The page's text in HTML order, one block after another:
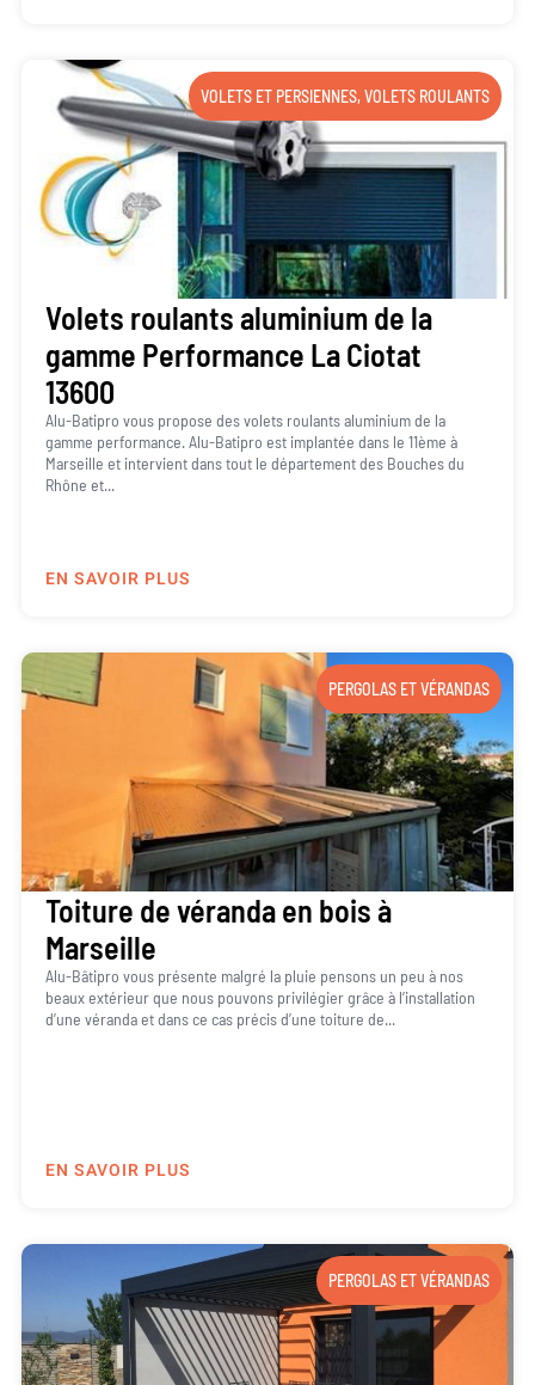
VOLETS ET PERSIENNES,VOLETS ROULANTS
Volets roulants aluminium de la
gamme Performance La Ciotat
13600
Alu-Batipro vous propose des volets roulants aluminium de la
gamme performance. Alu-Batipro est implantée dans le 11ème à
Marseille et intervient dans tout le département des Bouches du
Rhône et...
EN SAVOIR PLUS
PERGOLAS ET VÉRANDAS
Toiture de véranda en bois à
Marseille
Alu-Bâtipro vous présente malgré la pluie pensons un peu à nos
beaux extérieur que nous pouvons privilégier grâce à l’installation
d’une véranda et dans ce cas précis d’une toiture de...
EN SAVOIR PLUS
PERGOLAS ET VÉRANDAS